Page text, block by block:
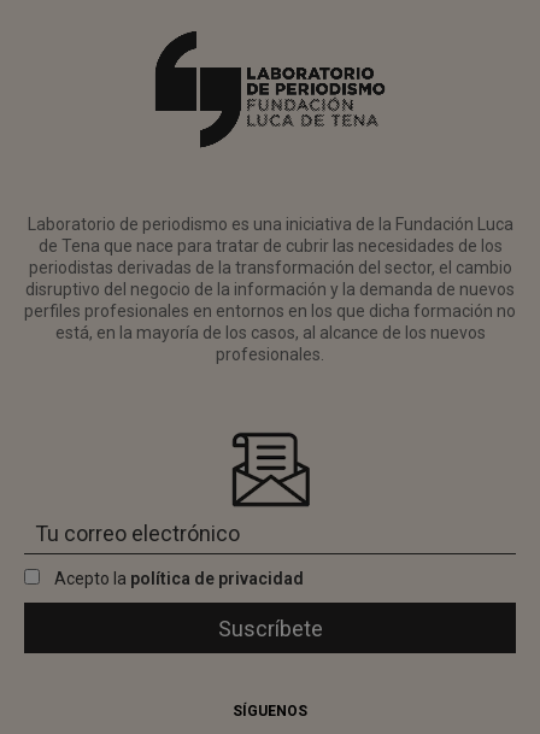
Laboratorio de periodismo es una iniciativa de la Fundación Luca
de Tena que nace para tratar de cubrir las necesidades de los
periodistas derivadas de la transformación del sector, el cambio
disruptivo del negocio de la información y la demanda de nuevos
perfiles profesionales en entornos en los que dicha formación no
está, en la mayoría de los casos, al alcance de los nuevos
profesionales.
Acepto la política de privacidad
SÍGUENOS